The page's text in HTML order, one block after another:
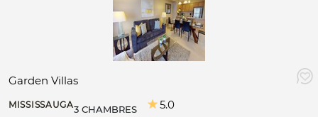
Garden Villas
MISSISSAUGA3 CHAMBRES 5.0